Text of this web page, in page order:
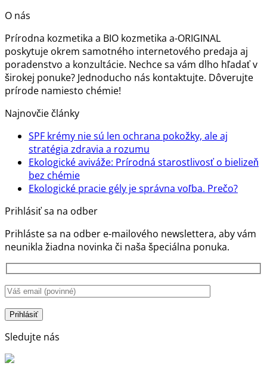
through
14.55€
O nás
Prírodna kozmetika a BIO kozmetika a-ORIGINAL
poskytuje okrem samotného internetového predaja aj
poradenstvo a konzultácie. Nechce sa vám dlho hľadať v
širokej ponuke? Jednoducho nás kontaktujte. Dôverujte
prírode namiesto chémie!
Najnovčie články
SPF krémy nie sú len ochrana pokožky, ale aj
stratégia zdravia a rozumu
komentáre
SPF
len
ochrana
pokožky,
ale
Ekologické aviváže: Prírodná starostlivosť o bielizeň
bez chémieŽiadne
komentáre
Ekologické
aviváže:
Prírodná
starostlivosť
o
bielizeň
Ekologické pracie gély je správna voľba. Prečo?
pracie
je
Prihlásiť sa na odber
Prihláste sa na odber e-mailového newslettera, aby vám
neunikla žiadna novinka či naša špeciálna ponuka.
Sledujte nás